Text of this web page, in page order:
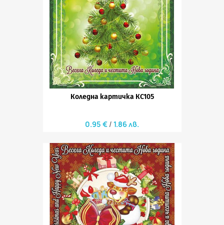
Коледна картичка КС105
0.95 € 1.86 лв.